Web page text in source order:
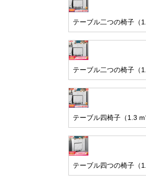
テーブル二つの椅子（
テーブル二つの椅子（
テーブル四椅子（1.3
テーブル四つの椅子（